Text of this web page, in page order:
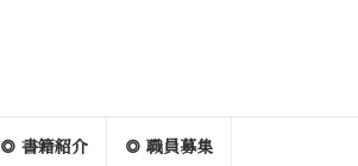
◎ 書籍紹介 ◎ 職員募集